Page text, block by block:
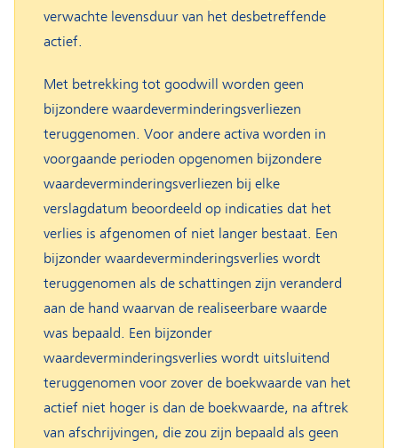
verwachte levensduur van het desbetreffende
actief.
Met betrekking tot goodwill worden geen
bijzondere waardeverminderingsverliezen
teruggenomen. Voor andere activa worden in
voorgaande perioden opgenomen bijzondere
waardeverminderingsverliezen bij elke
verslagdatum beoordeeld op indicaties dat het
verlies is afgenomen of niet langer bestaat. Een
bijzonder waardeverminderingsverlies wordt
teruggenomen als de schattingen zijn veranderd
aan de hand waarvan de realiseerbare waarde
was bepaald. Een bijzonder
waardeverminderingsverlies wordt uitsluitend
teruggenomen voor zover de boekwaarde van het
actief niet hoger is dan de boekwaarde, na aftrek
van afschrijvingen, die zou zijn bepaald als geen